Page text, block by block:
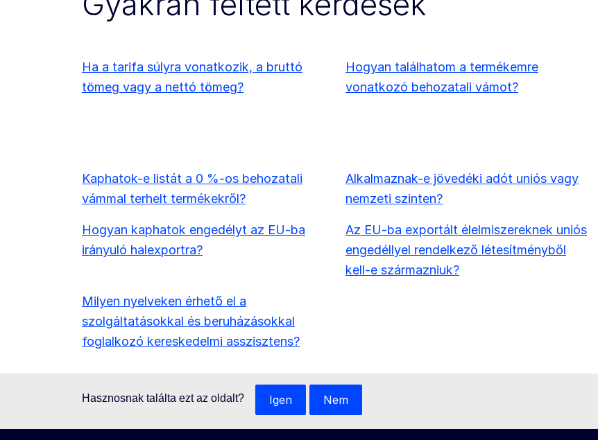
Ha a tarifa súlyra vonatkozik, a bruttó
tömeg vagy a nettó tömeg?
Hogyan találhatom a termékemre
vonatkozó behozatali vámot?
Kaphatok-e listát a 0 %-os behozatali
vámmal terhelt termékekről?
Alkalmaznak-e jövedéki adót uniós vagy
nemzeti szinten?
Hogyan kaphatok engedélyt az EU-ba
irányuló halexportra?
Az EU-ba exportált élelmiszereknek uniós
engedéllyel rendelkező létesítményből
kell-e származniuk?
Milyen nyelveken érhető el a
szolgáltatásokkal és beruházásokkal
foglalkozó kereskedelmi asszisztens?
Hasznosnak találta ezt az oldalt? Igen Nem